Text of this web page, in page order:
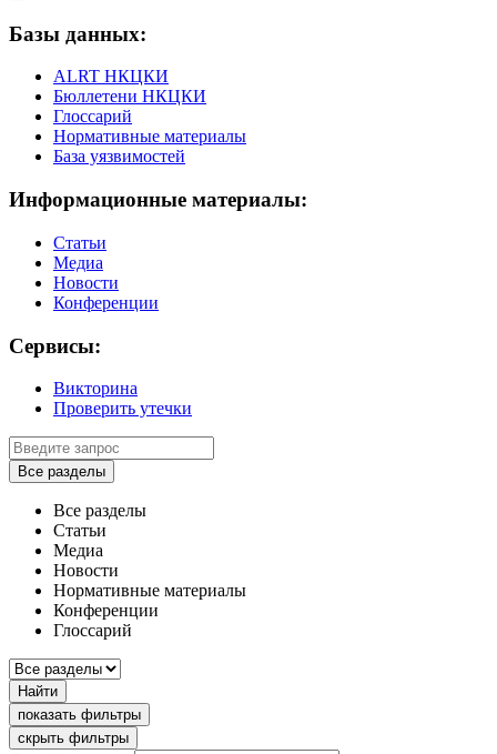
Базы данных:
ALRT НКЦКИ
Бюллетени НКЦКИ
Глоссарий
Нормативные материалы
База уязвимостей
Информационные материалы:
Статьи
Медиа
Новости
Конференции
Сервисы:
Викторина
Проверить утечки
Все разделы
Все разделы
Статьи
Медиа
Новости
Нормативные материалы
Конференции
Глоссарий
Найти
показать фильтры
скрыть фильтры